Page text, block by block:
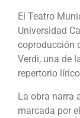
El Teatro
Universidad
coproducción
Verdi, una de
repertorio
La obra narra
marcada por